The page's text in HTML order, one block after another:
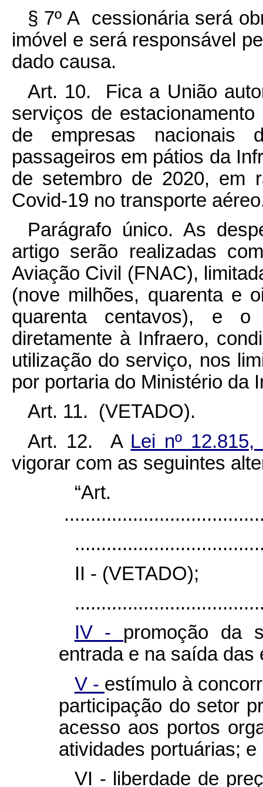
§ 7º A cessionária será
imóvel e será responsável
dado causa.
Art. 10. Fica a União
serviços de
de empresas nacionais
passageiros em pátios da
de setembro de 2020, em
Covid-19 no transporte
Parágrafo único. As
artigo serão realizadas
Aviação Civil (FNAC),
(nove milhões, quarenta e
quarenta centavos), e o
diretamente à Infraero,
utilização do serviço, nos
por portaria do Ministério da
Art. 11. (VETADO).
Art. 12. A Lei nº
vigorar com as seguintes
II - (VETADO);
IV - promoção da
entrada e na saída
V - estímulo à
participação do setor
acesso aos portos
atividades portuárias; e
VI - liberdade de